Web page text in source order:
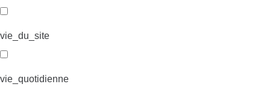
vie_du_site
vie_quotidienne